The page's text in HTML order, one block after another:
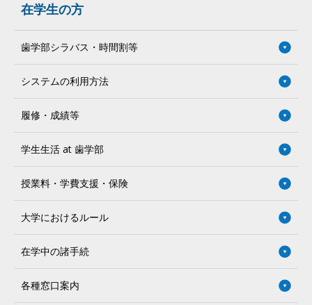
在学生の方
歯学部シラバス・時間割等
システムの利用方法
履修・成績等
学生生活 at 歯学部
授業料・学費支援・保険
大学におけるルール
在学中の諸手続
各種窓口案内